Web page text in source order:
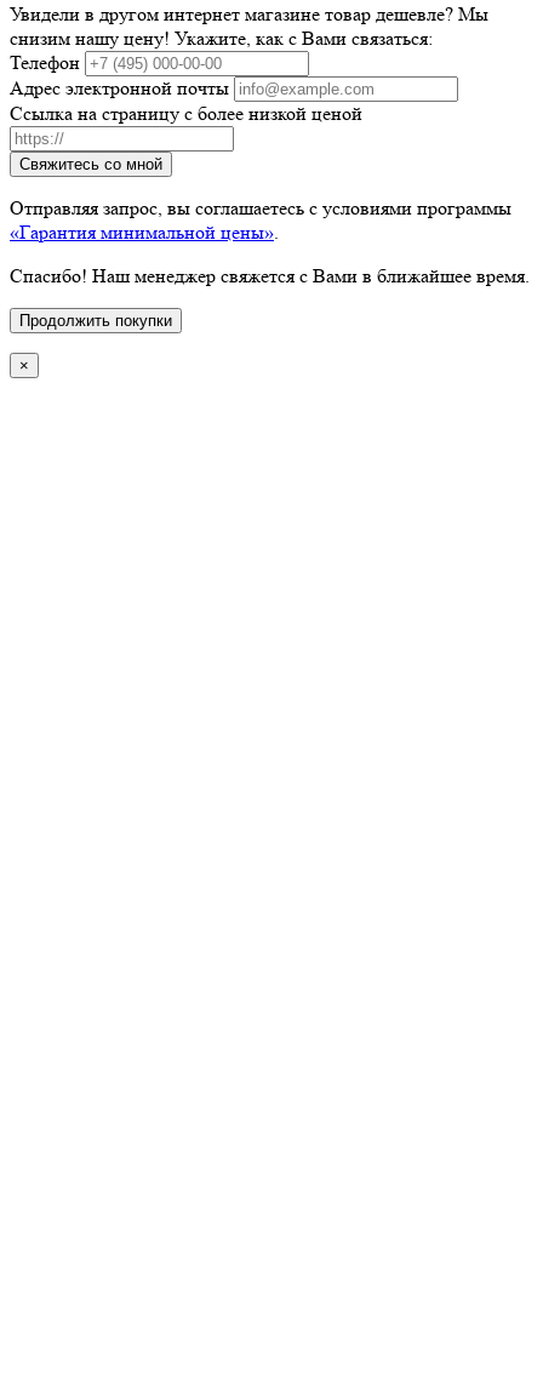
Увидели в другом интернет магазине товар дешевле? Мы
снизим нашу цену! Укажите, как с Вами связаться:
Телефон
Адрес электронной почты
Ссылка на страницу с более низкой ценой
Свяжитесь со мной
Отправляя запрос, вы соглашаетесь с условиями программы
«Гарантия минимальной цены»
Спасибо! Наш менеджер свяжется с Вами в ближайшее время.
Продолжить покупки
×